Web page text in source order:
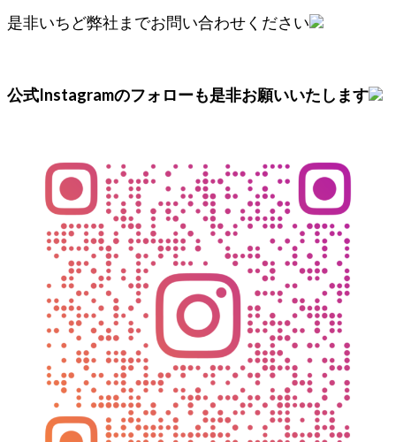
是非いちど弊社までお問い合わせください
公式Instagramのフォローも是非お願いいたします